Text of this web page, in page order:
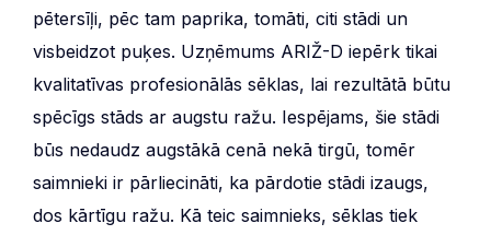
pētersīļi, pēc tam paprika, tomāti, citi stādi un
visbeidzot puķes. Uzņēmums ARIŽ-D iepērk tikai
kvalitatīvas profesionālās sēklas, lai rezultātā būtu
spēcīgs stāds ar augstu ražu. Iespējams, šie stādi
būs nedaudz augstākā cenā nekā tirgū, tomēr
saimnieki ir pārliecināti, ka pārdotie stādi izaugs,
dos kārtīgu ražu. Kā teic saimnieks, sēklas tiek